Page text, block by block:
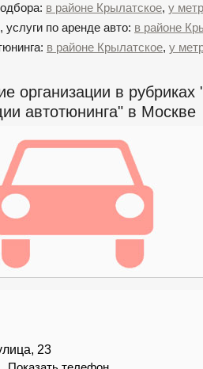
в районе Крылатское, у
услуги по аренде авто: в районе
в районе Крылатское, у
организации в рубриках
автотюнинга" в Москве
23